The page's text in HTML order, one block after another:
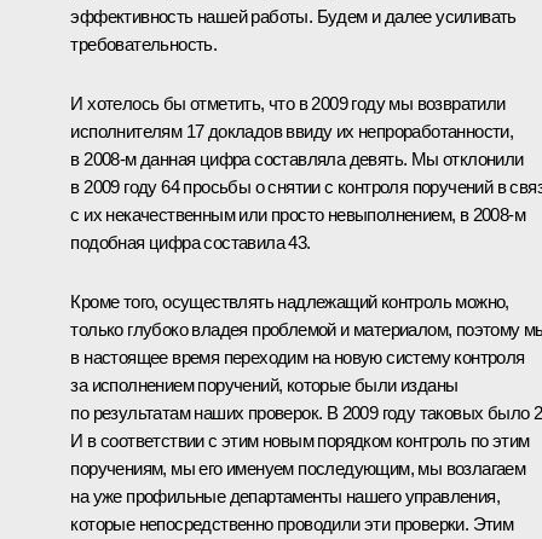
эффективность нашей работы. Будем и далее усиливать
требовательность.
И хотелось бы отметить, что в 2009 году мы возвратили
исполнителям 17 докладов ввиду их непроработанности,
в 2008-м данная цифра составляла девять. Мы отклонили
в 2009 году 64 просьбы о снятии с контроля поручений в
с их некачественным или просто невыполнением, в 2008-м
подобная цифра составила 43.
Кроме того, осуществлять надлежащий контроль можно,
только глубоко владея проблемой и материалом, поэтому
в настоящее время переходим на новую систему контроля
за исполнением поручений, которые были изданы
по результатам наших проверок. В 2009 году таковых было
И в соответствии с этим новым порядком контроль по этим
поручениям, мы его именуем последующим, мы возлагаем
на уже профильные департаменты нашего управления,
которые непосредственно проводили эти проверки. Этим